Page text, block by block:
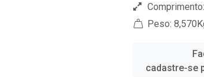
Peso:
cadastre-se